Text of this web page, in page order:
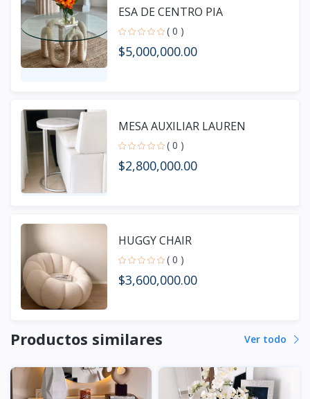
ESA DE CENTRO PIA
( 0 )
$5,000,000.00
MESA AUXILIAR LAUREN
( 0 )
$2,800,000.00
HUGGY CHAIR
( 0 )
$3,600,000.00
Productos similares Ver todo